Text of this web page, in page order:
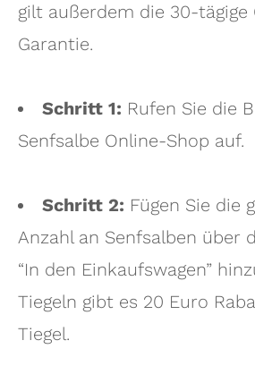
gilt außerdem die 30-tägige
Garantie.
Schritt 1: Rufen Sie die
Senfsalbe Online-Shop auf.
Schritt 2: Fügen Sie die
Anzahl an Senfsalben über
“In den Einkaufswagen”
Tiegeln gibt es 20 Euro
Tiegel.